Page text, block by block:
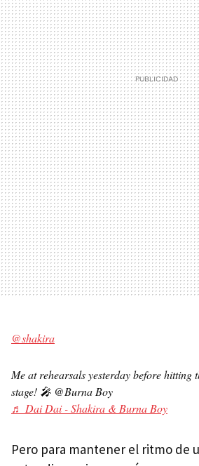
@shakira
Me at rehearsals yesterday before hitting
stage! 🎤 @Burna Boy
♬ Dai Dai - Shakira & Burna Boy
Pero para mantener el ritmo de